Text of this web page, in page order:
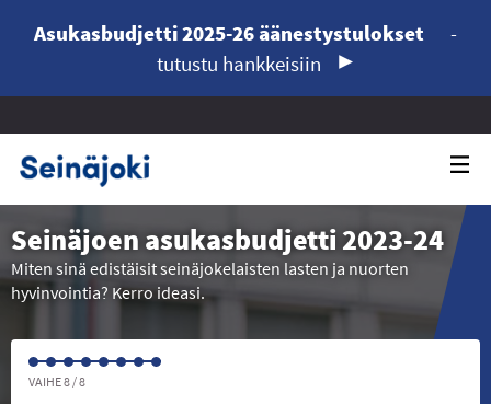
Asukasbudjetti 2025-26 äänestystulokset
-
tutustu hankkeisiin
Seinäjoen asukasbudjetti 2023-24
Miten sinä edistäisit seinäjokelaisten lasten ja nuorten
hyvinvointia? Kerro ideasi.
VAIHE 8 / 8